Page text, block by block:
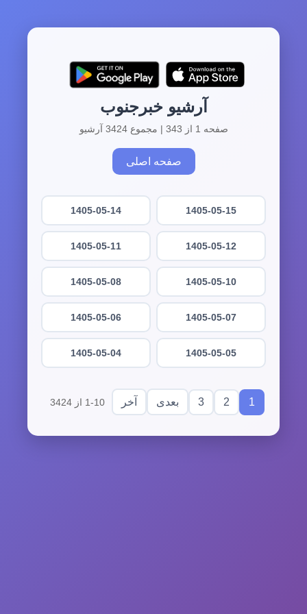
آرشیو خبرجنوب
صفحه 1 از 343 | مجموع 3424 آرشیو
صفحه اصلی
1405-05-15
1405-05-14
1405-05-12
1405-05-11
1405-05-10
1405-05-08
1405-05-07
1405-05-06
1405-05-05
1405-05-04
1
2
3 بعدی آخر 1-10 از 3424